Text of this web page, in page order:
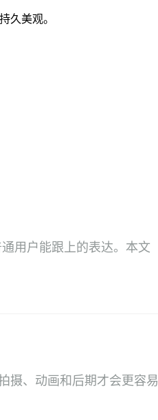
久美观。
用户能跟上的表达。本文
摄、动画和后期才会更容易